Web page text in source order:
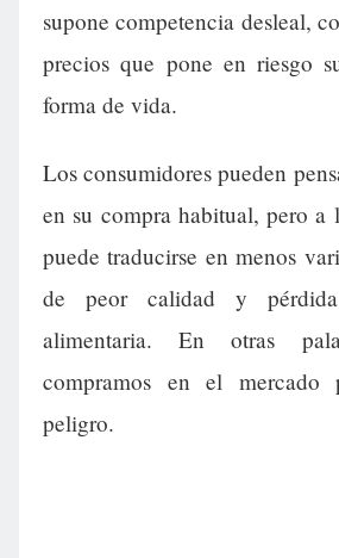
supone competencia desleal,
precios que pone en riesgo
forma de vida.
Los consumidores pueden
en su compra habitual, pero a
puede traducirse en menos
de peor calidad y
alimentaria. En otras
compramos en el mercado
peligro.